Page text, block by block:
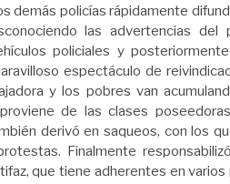
demás policías rápidamente
las advertencias
policiales y
espectáculo de
y los pobres van
de las clases
derivó en saqueos, con los
Finalmente
que tiene adherentes en